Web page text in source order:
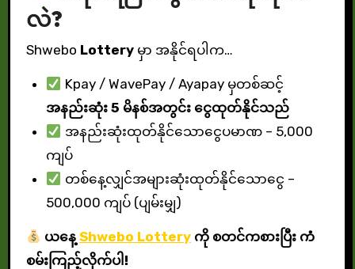
လဲ?
Shwebo Lotteryမှာ အနိုင်ရပါက…
Kpay / WavePay / Ayapay မှတစ်ဆင့်
အနည်းဆုံး 5 မိနစ်အတွင်း ငွေထုတ်နိုင်သည်
အနည်းဆုံးထုတ်နိုင်သောငွေပမာဏ – 5,000
ကျပ်
တစ်နေ့လျှင်အများဆုံးထုတ်နိုင်သောငွေ –
500,000 ကျပ် (ပျမ်းမျှ)
ယနေ့ Shwebo Lotteryကို စတင်ကစားပြီး ကံ
စမ်းကြည့်လိုက်ပါ!